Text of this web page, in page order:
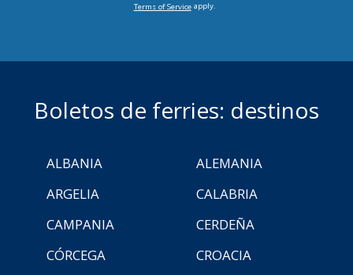
Terms of Serviceapply.
Boletos de ferries: destinos
ALBANIA
ALEMANIA
ARGELIA
CALABRIA
CAMPANIA
CERDEÑA
CÓRCEGA
CROACIA